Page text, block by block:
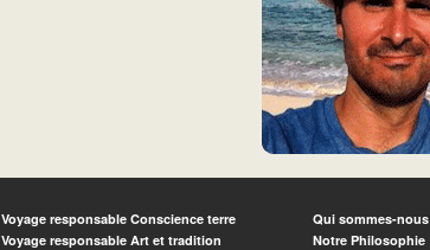
Voyage responsable Conscience terre
Voyage responsable Art et tradition
Qui sommes-nous
Notre Philosophie